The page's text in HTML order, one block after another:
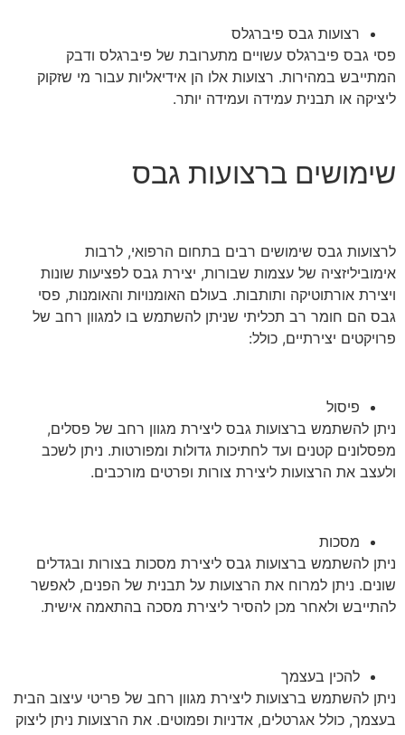
רצועות גבס פיברגלס
פסי גבס פיברגלס עשויים מתערובת של פיברגלס ודבק
המתייבש במהירות. רצועות אלו הן אידיאליות עבור מי שזקוק
ליציקה או תבנית עמידה ועמידה יותר.
שימושים ברצועות גבס
לרצועות גבס שימושים רבים בתחום הרפואי, לרבות
אימוביליזציה של עצמות שבורות, יצירת גבס לפציעות שונות
ויצירת אורתוטיקה ותותבות. בעולם האומנויות והאומנות, פסי
גבס הם חומר רב תכליתי שניתן להשתמש בו למגוון רחב של
פרויקטים יצירתיים, כולל:
פיסול
ניתן להשתמש ברצועות גבס ליצירת מגוון רחב של פסלים,
מפסלונים קטנים ועד לחתיכות גדולות ומפורטות. ניתן לשכב
ולעצב את הרצועות ליצירת צורות ופרטים מורכבים.
מסכות
ניתן להשתמש ברצועות גבס ליצירת מסכות בצורות ובגדלים
שונים. ניתן למרוח את הרצועות על תבנית של הפנים, לאפשר
להתייבש ולאחר מכן להסיר ליצירת מסכה בהתאמה אישית.
להכין בעצמך
ניתן להשתמש ברצועות ליצירת מגוון רחב של פריטי עיצוב הבית
בעצמך, כולל אגרטלים, אדניות ופמוטים. את הרצועות ניתן ליצוק